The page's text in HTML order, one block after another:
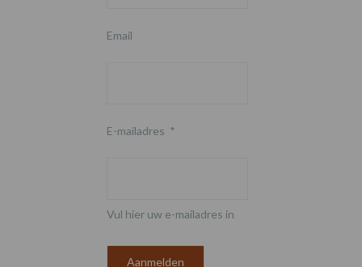
Email
E-mailadres *
Vul hier uw e-mailadres in